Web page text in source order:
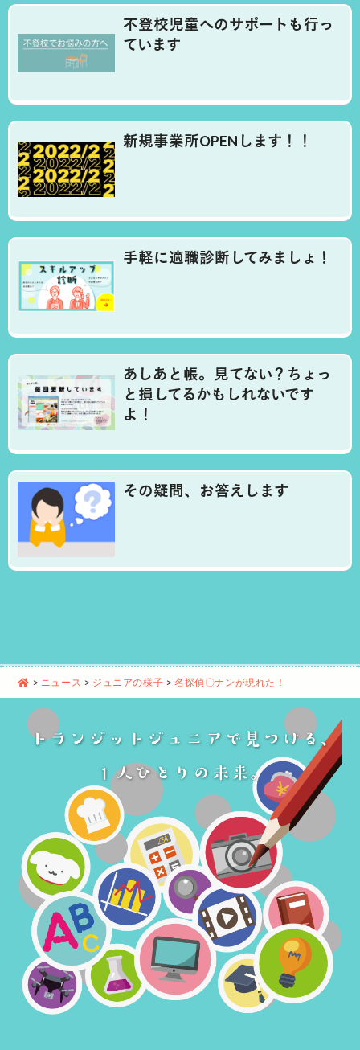
不登校児童へのサポートも行っ
ています
新規事業所OPENします！！
手軽に適職診断してみましょ！
あしあと帳。見てない？ちょっ
と損してるかもしれないです
よ！
その疑問、お答えします
> ニュース > ジュニアの様子 >名探偵〇ナンが現れた！